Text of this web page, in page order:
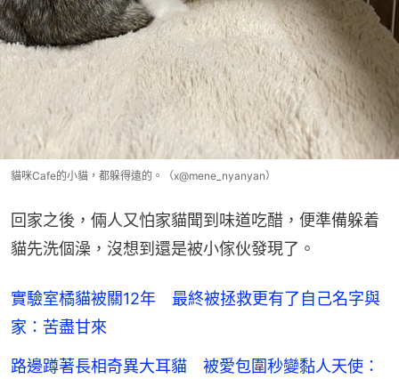
貓咪Cafe的小貓，都躲得遠的。（x@mene_nyanyan）
回家之後，倆人又怕家貓聞到味道吃醋，便準備躲着
貓先洗個澡，沒想到還是被小傢伙發現了。
實驗室橘貓被關12年 最終被拯救更有了自己名字與
家：苦盡甘來
路邊蹲著長相奇異大耳貓 被愛包圍秒變黏人天使：